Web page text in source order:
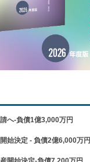
へ-負債1億3,000万円
始決定 - 負債2億6,000万円